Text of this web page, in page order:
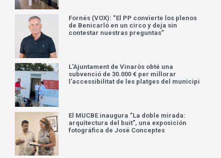
Fornés (VOX): “El PP convierte los plenos
de Benicarló en un circo y deja sin
contestar nuestras preguntas”
L’Ajuntament de Vinaròs obté una
subvenció de 30.000 € per millorar
l’accessibilitat de les platges del municipi
El MUCBE inaugura “La doble mirada:
arquitectura del buit”, una exposición
fotográfica de José Conceptes